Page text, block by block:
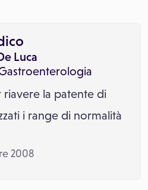
Luca
riavere la patente di
i range di normalità
2008